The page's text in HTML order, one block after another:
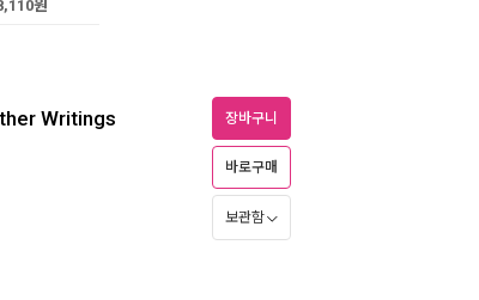
원
Writings 장바구니
바로구매
보관함